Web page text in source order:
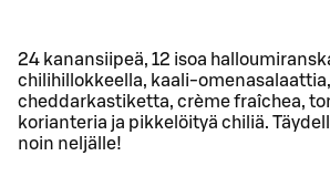
24 kanansiipeä, 12 isoa
chilihillokkeella, kaali-
cheddarkastiketta, crème fraîchea,
korianteria ja pikkelöityä chiliä.
noin neljälle!